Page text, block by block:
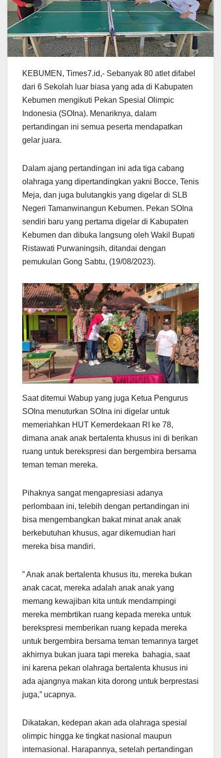
KEBUMEN, Times7.id,- Sebanyak 80 atlet difabel
dari 6 Sekolah luar biasa yang ada di Kabupaten
Kebumen mengikuti Pekan Spesial Olimpic
Indonesia (SOIna). Menariknya, dalam
pertandingan ini semua peserta mendapatkan
gelar juara.
Dalam ajang pertandingan ini ada tiga cabang
olahraga yang dipertandingkan yakni Bocce, Tenis
Meja, dan juga bulutangkis yang digelar di SLB
Negeri Tamanwinangun Kebumen. Pekan SOIna
sendiri baru yang pertama digelar di Kabupaten
Kebumen dan dibuka langsung oleh Wakil Bupati
Ristawati Purwaningsih, ditandai dengan
pemukulan Gong Sabtu, (19/08/2023).
Saat ditemui Wabup yang juga Ketua Pengurus
SOIna menuturkan SOIna ini digelar untuk
memeriahkan HUT Kemerdekaan RI ke 78,
dimana anak anak bertalenta khusus ini di berikan
ruang untuk berekspresi dan bergembira bersama
teman teman mereka.
Pihaknya sangat mengapresiasi adanya
perlombaan ini, telebih dengan pertandingan ini
bisa mengembangkan bakat minat anak anak
berkebutuhan khusus, agar dikemudian hari
mereka bisa mandiri.
” Anak anak bertalenta khusus itu, mereka bukan
anak cacat, mereka adalah anak anak yang
memang kewajiban kita untuk mendampingi
mereka membrtikan ruang kepada mereka untuk
berekspresi memberikan ruang kepada mereka
untuk bergembira bersama teman temannya target
akhirnya bukan juara tapi mereka bahagia, saat
ini karena pekan olahraga bertalenta khusus ini
ada ajangnya makan kita dorong untuk berprestasi
juga,” ucapnya.
Dikatakan, kedepan akan ada olahraga spesial
olimpic hingga ke tingkat nasional maupun
internasional. Harapannya, setelah pertandingan